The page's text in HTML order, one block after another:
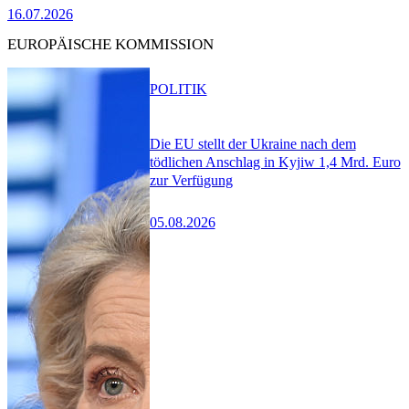
16.07.2026
EUROPÄISCHE KOMMISSION
Die EU stellt der Ukraine nach dem
tödlichen Anschlag in Kyjiw 1,4 Mrd. Euro
zur Verfügung
05.08.2026
POLITIK